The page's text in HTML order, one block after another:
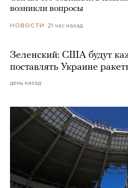
возникли вопросы
НОВОСТИ 21 час назад
Зеленский: США будут
поставлять Украине
день назад